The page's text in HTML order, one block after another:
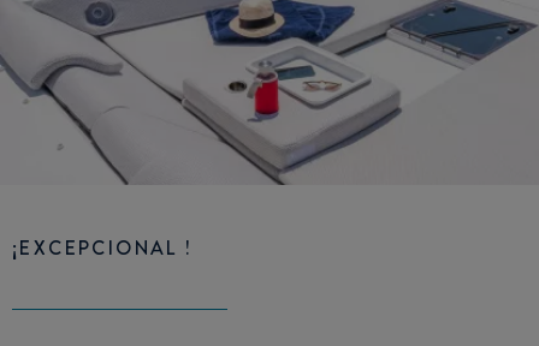
¡EXCEPCIONAL !